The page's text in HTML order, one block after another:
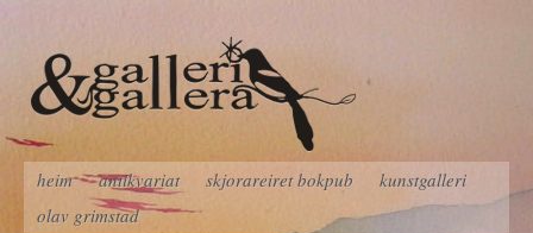
heim antikvariat skjorareiret bokpub
kunstgalleri
olav grimstad